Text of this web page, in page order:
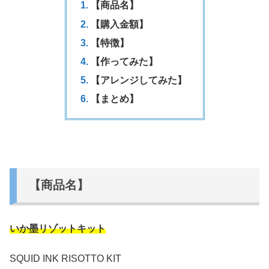
【商品名】
【購入金額】
【特徴】
【作ってみた】
【アレンジしてみた】
【まとめ】
【商品名】
いか墨リゾットキット
SQUID INK RISOTTO KIT